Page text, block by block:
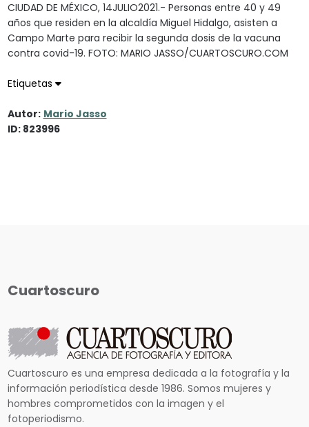
CIUDAD DE MÉXICO, 14JULIO2021.- Personas entre 40 y 49
años que residen en la alcaldía Miguel Hidalgo, asisten a
Campo Marte para recibir la segunda dosis de la vacuna
contra covid-19. FOTO: MARIO JASSO/CUARTOSCURO.COM
Etiquetas
Autor: Mario Jasso
ID: 823996
Cuartoscuro
Cuartoscuro es una empresa dedicada a la fotografía y la
información periodística desde 1986. Somos mujeres y
hombres comprometidos con la imagen y el
fotoperiodismo.